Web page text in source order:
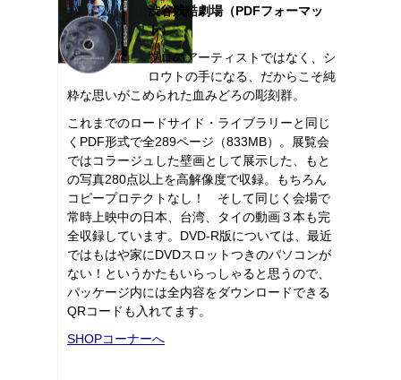
渋谷残酷劇場（PDFフォーマッ
ト）
プロのアーティストではなく、シ
ロウトの手になる、だからこそ純
粋な思いがこめられた血みどろの彫刻群。
これまでのロードサイド・ライブラリーと同じ
くPDF形式で全289ページ（833MB）。展覧会
ではコラージュした壁画として展示した、もと
の写真280点以上を高解像度で収録。もちろん
コピープロテクトなし！ そして同じく会場で
常時上映中の日本、台湾、タイの動画３本も完
全収録しています。DVD-R版については、最近
ではもはや家にDVDスロットつきのパソコンが
ない！というかたもいらっしゃると思うので、
パッケージ内には全内容をダウンロードできる
QRコードも入れてます。
SHOPコーナーへ